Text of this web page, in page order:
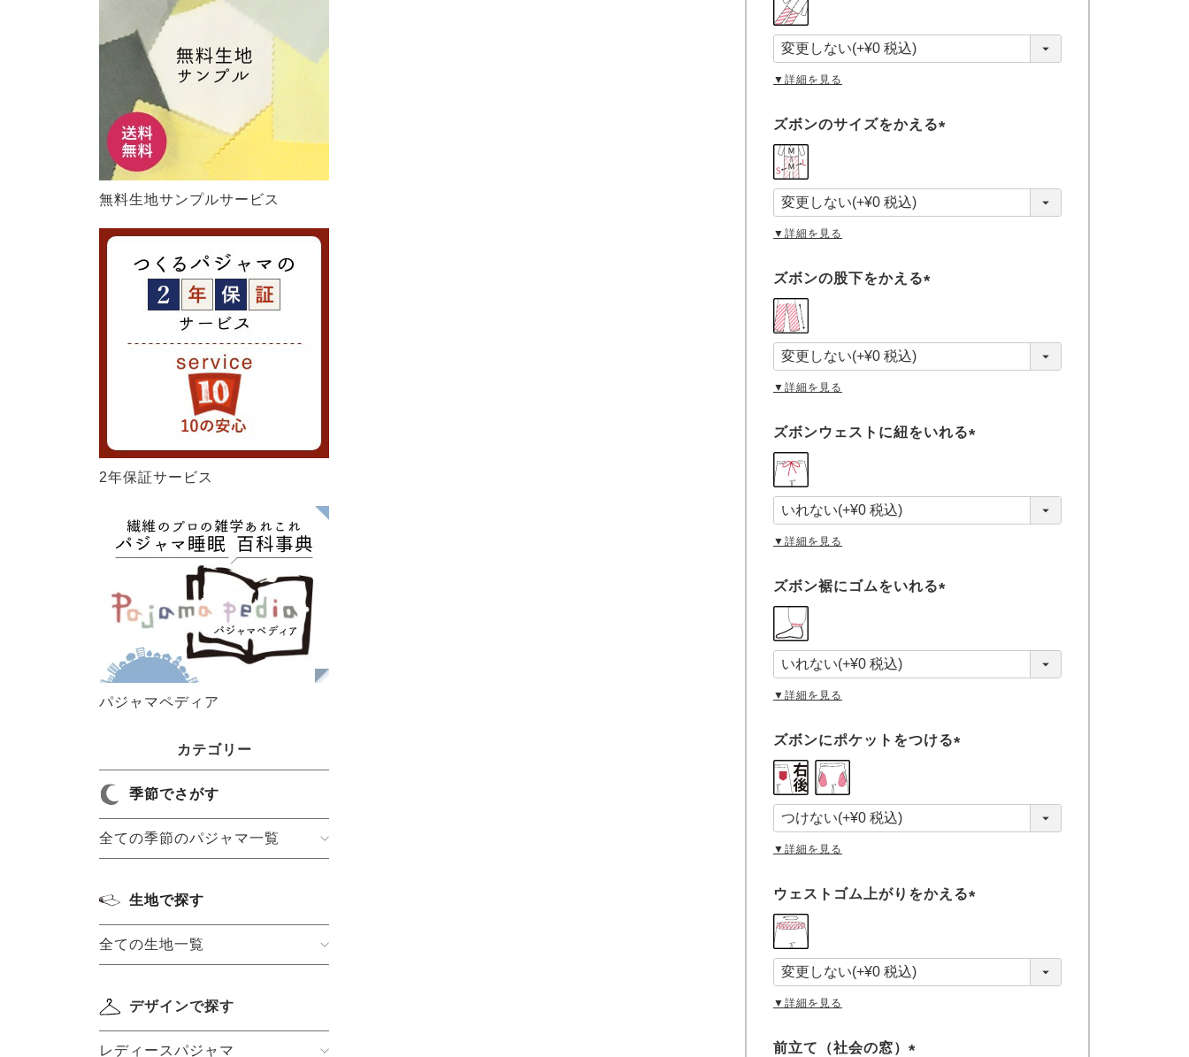
無料生地サンプルサービス
2年保証サービス
パジャマペディア
カテゴリー
季節でさがす
全ての季節のパジャマ一覧
生地で探す
全ての生地一覧
デザインで探す
レディースパジャマ
須
)
▼詳細を見る
ズボンのサイズをかえる
須
)
▼詳細を見る
ズボンの股下をかえる
須
)
▼詳細を見る
ズボンウェストに紐をいれる
須
)
▼詳細を見る
ズボン裾にゴムをいれる
須
)
▼詳細を見る
ズボンにポケットをつける
須
)
▼詳細を見る
ウェストゴム上がりをかえる
須
)
▼詳細を見る
前立て（社会の窓）